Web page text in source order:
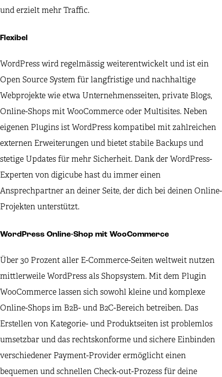
und erzielt mehr Traffic.
Flexibel
WordPress wird regelmässig weiterentwickelt und ist ein
Open Source System für langfristige und nachhaltige
Webprojekte wie etwa Unternehmensseiten, private Blogs,
Online-Shops mit WooCommerce oder Multisites. Neben
eigenen Plugins ist WordPress kompatibel mit zahlreichen
externen Erweiterungen und bietet stabile Backups und
stetige Updates für mehr Sicherheit. Dank der WordPress-
Experten von digicube hast du immer einen
Ansprechpartner an deiner Seite, der dich bei deinen Online-
Projekten unterstützt.
WordPress Online-Shop mit WooCommerce
Über 30 Prozent aller E-Commerce-Seiten weltweit nutzen
mittlerweile WordPress als Shopsystem. Mit dem Plugin
WooCommerce lassen sich sowohl kleine und komplexe
Online-Shops im B2B- und B2C-Bereich betreiben. Das
Erstellen von Kategorie- und Produktseiten ist problemlos
umsetzbar und das rechtskonforme und sichere Einbinden
verschiedener Payment-Provider ermöglicht einen
bequemen und schnellen Check-out-Prozess für deine